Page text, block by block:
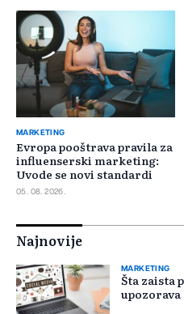
MARKETING
Evropa pooštrava pravila za
influenserski marketing:
Uvode se novi standardi
05. 08. 2026.
Najnovije
MARKETING
Šta zaista